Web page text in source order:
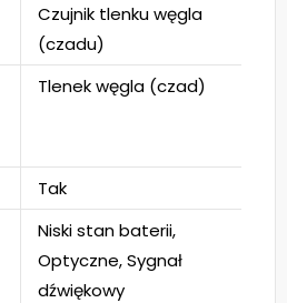
Czujnik tlenku węgla
(czadu)
Tlenek węgla (czad)
Tak
Niski stan baterii,
Optyczne, Sygnał
dźwiękowy